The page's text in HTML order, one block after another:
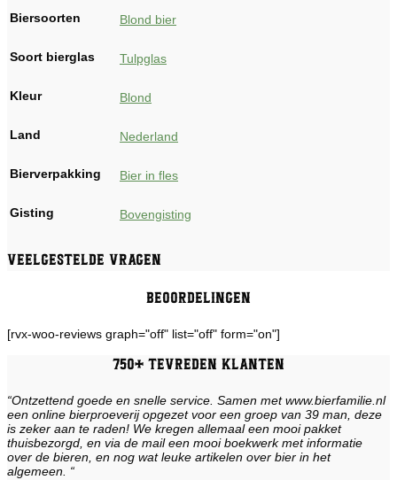
Biersoorten Blond bier
Soort bierglas Tulpglas
Kleur Blond
Land Nederland
Bierverpakking Bier in fles
Gisting Bovengisting
Veelgestelde vragen
Beoordelingen
[rvx-woo-reviews graph="off" list="off" form="on"]
750+ tevreden klanten
“Ontzettend goede en snelle service. Samen met www.bierfamilie.nl
een online bierproeverij opgezet voor een groep van 39 man, deze
is zeker aan te raden! We kregen allemaal een mooi pakket
thuisbezorgd, en via de mail een mooi boekwerk met informatie
over de bieren, en nog wat leuke artikelen over bier in het
algemeen. “